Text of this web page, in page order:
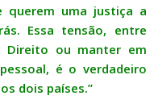
querem uma justiça a
Essa tensão, entre
Direito ou manter em
é o verdadeiro
dois países.”